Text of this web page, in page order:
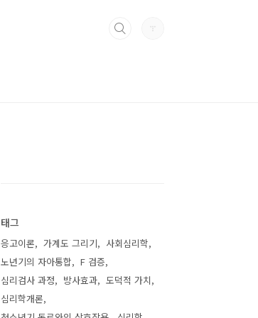
태그
응고이론 가계도 그리기
사회심리학
노년기의 자아통합
F 검증
심리검사 과정
방사효과
도덕적 가치
심리학개론